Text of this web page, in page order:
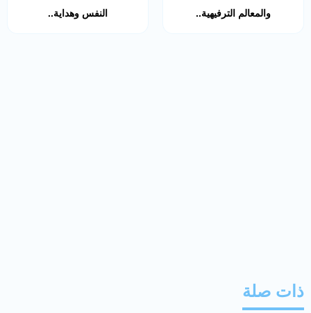
والمعالم الترفيهية..
النفس وهداية..
ذات صلة